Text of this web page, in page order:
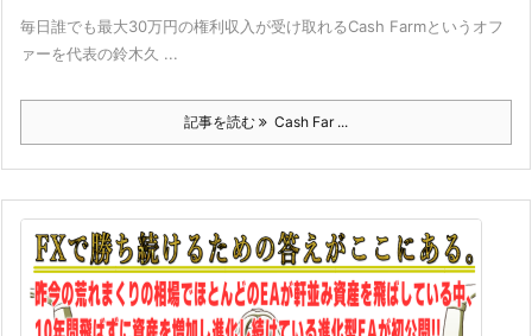
毎日誰でも最大30万円の権利収入が受け取れるCash Farmというオフ
ァーを代表の鈴木久 ...
記事を読む Cash Far ...